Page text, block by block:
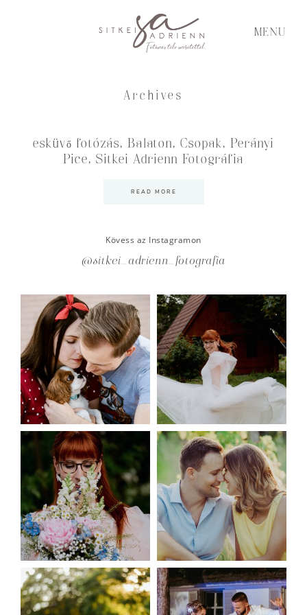
MENU
Archives
esküvő fotózás, Balaton, Csopak, Perányi
Pice, Sitkei Adrienn Fotográfia
READ MORE
Kövess az Instagramon
@sitkei_adrienn_fotografia